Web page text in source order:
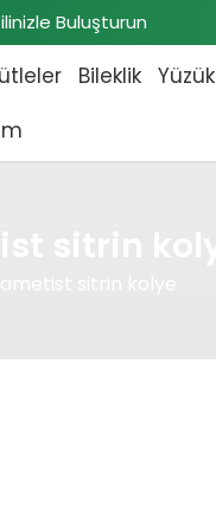
Buluşturun
Bileklik Yüzük